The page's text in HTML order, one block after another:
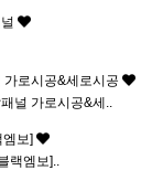
가로시공&세로시공
널 가로시공&세..
보]
랙엠보]..